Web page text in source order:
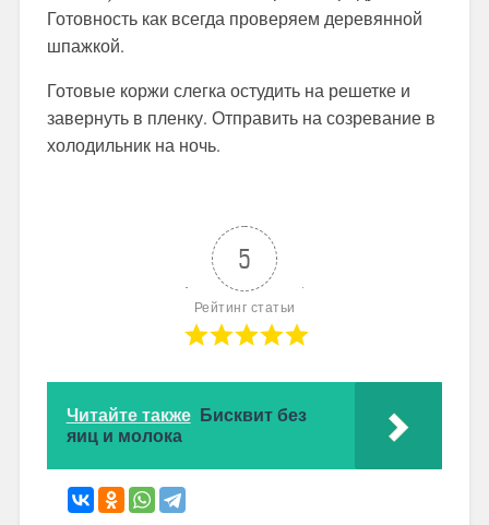
Готовность как всегда проверяем деревянной
шпажкой.
Готовые коржи слегка остудить на решетке и
завернуть в пленку. Отправить на созревание в
холодильник на ночь.
5
Рейтинг статьи
Читайте также Бисквит без
яиц и молока